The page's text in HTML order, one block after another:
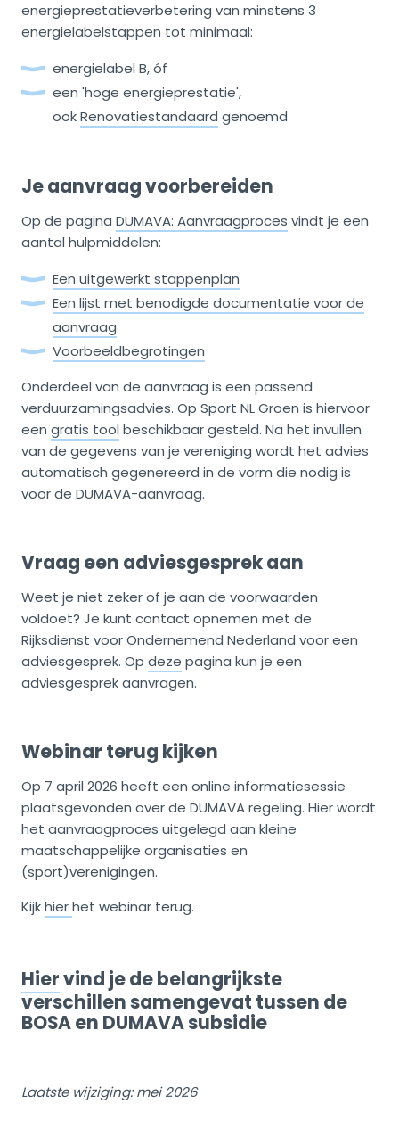
energieprestatieverbetering van minstens 3
energielabelstappen tot minimaal:
energielabel B, óf
een 'hoge energieprestatie',
ookRenovatiestandaard genoemd
Je aanvraag voorbereiden
Op de pagina DUMAVA: Aanvraagproces vindt je een
aantal hulpmiddelen:
Een uitgewerkt stappenplan
Een lijst met benodigde documentatie voor de
aanvraag
Voorbeeldbegrotingen
Onderdeel van de aanvraag is een passend
verduurzamingsadvies. Op Sport NL Groen is hiervoor
een gratis tool beschikbaar gesteld. Na het invullen
van de gegevens van je vereniging wordt het advies
automatisch gegenereerd in de vorm die nodig is
voor de DUMAVA-aanvraag.
Vraag een adviesgesprek aan
Weet je niet zeker of je aan de voorwaarden
voldoet? Je kunt contact opnemen met de
Rijksdienst voor Ondernemend Nederland voor een
adviesgesprek. Op deze pagina kun je een
adviesgesprek aanvragen.
Webinar terug kijken
Op 7 april 2026 heeft een online informatiesessie
plaatsgevonden over de DUMAVA regeling. Hier wordt
het aanvraagproces uitgelegd aan kleine
maatschappelijke organisaties en
(sport)verenigingen.
Kijkhierhet webinar terug.
Hiervind je de belangrijkste
verschillen samengevat tussen de
BOSA en DUMAVA subsidie
Laatste wijziging: mei 2026